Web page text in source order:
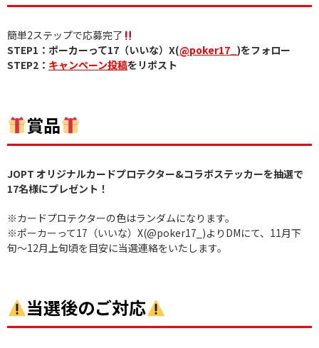
簡単2ステップで応募完了
STEP1：ポーカーって17（いいな）X(@poker17_ )をフォロー
STEP2： キャンペーン投稿をリポスト
賞品
JOPT オリジナルカードプロテクター&コラボステッカーを抽選で
17名様にプレゼント！
※カードプロテクターの色はランダムになります。
※ポーカーって17（いいな）X(@poker17_)よりDMにて、11月下
旬〜12月上旬頃を目安に当選連絡をいたします。
当選後のご対応